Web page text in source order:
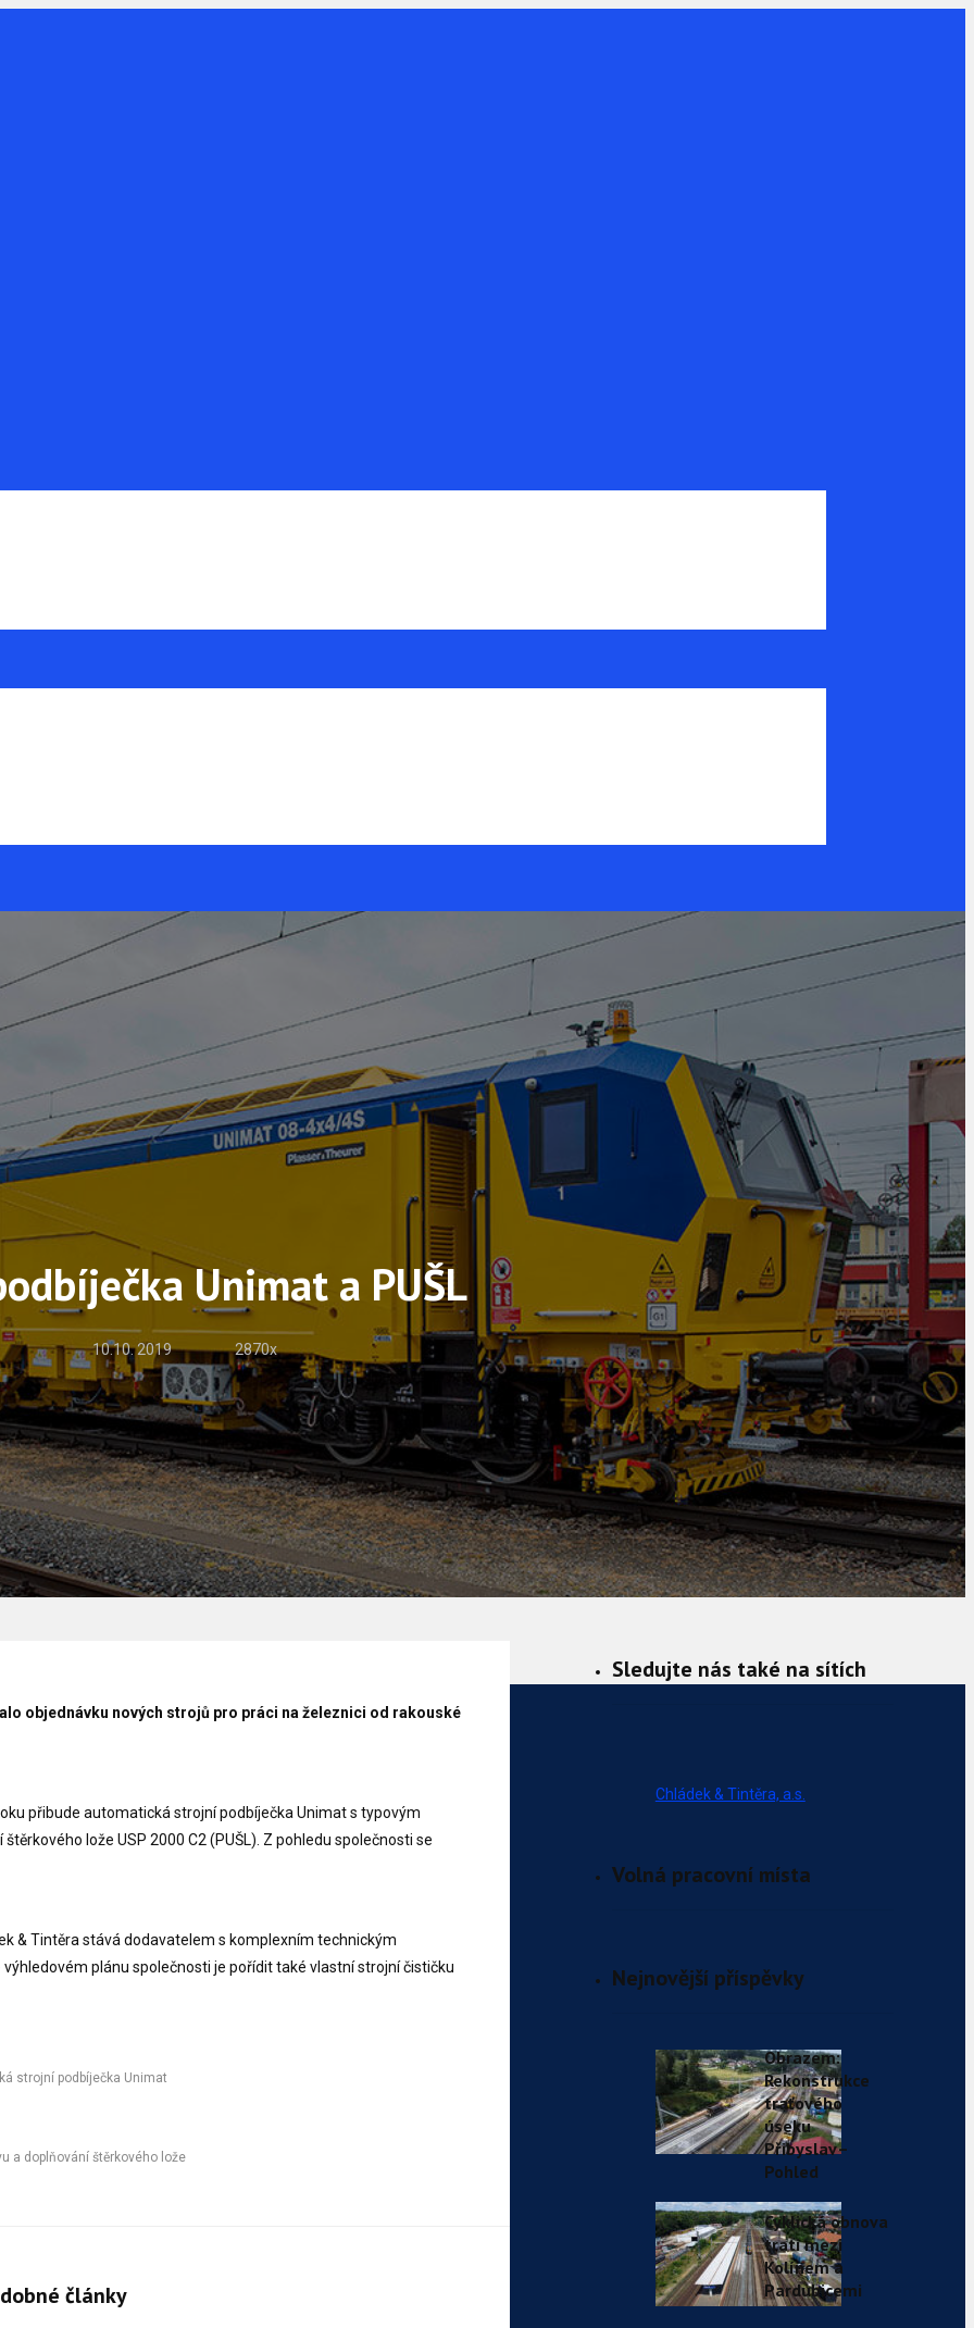
Unimat a PUŠL
10.10. 2019 2870x
objednávku nových strojů pro práci na železnici od rakouské
přibude automatická strojní podbíječka Unimat s typovým
lože USP 2000 C2 (PUŠL). Z pohledu společnosti se
& Tintěra stává dodavatelem s komplexním technickým
plánu společnosti je pořídit také vlastní strojní čističku
strojní podbíječka Unimat
a doplňování štěrkového lože
články
Sledujte nás také na sítích
Chládek & Tintěra, a.s.
Volná pracovní místa
Nejnovější příspěvky
Obrazem:
Rekonstrukce
traťového
úseku
Přibyslav–
Pohled
Cyklická obnova
trati mezi
Kolínem a
Pardubicemi